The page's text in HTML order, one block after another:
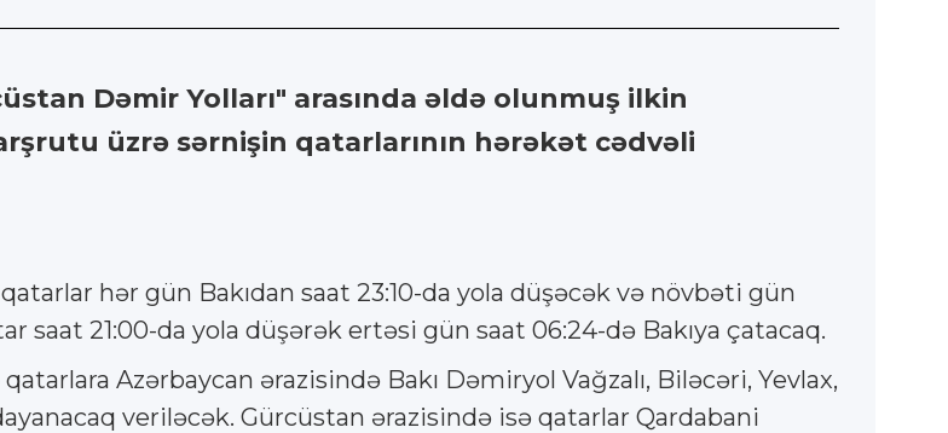
Dəmir Yolları" arasında əldə olunmuş ilkin
üzrə sərnişin qatarlarının hərəkət cədvəli
hər gün Bakıdan saat 23:10-da yola düşəcək və növbəti gün
saat 21:00-da yola düşərək ertəsi gün saat 06:24-də Bakıya çatacaq.
Azərbaycan ərazisində Bakı Dəmiryol Vağzalı, Biləcəri, Yevlax,
veriləcək. Gürcüstan ərazisində isə qatarlar Qardabani